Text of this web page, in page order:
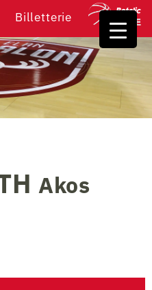
Billetterie
Akos